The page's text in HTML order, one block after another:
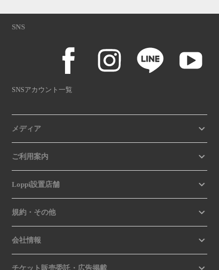
SNS
SNSアカウント一覧
メディア
ご利用案内
Loppi設置店舗
規約・その他
会社情報
チケット販売委託・広告掲載